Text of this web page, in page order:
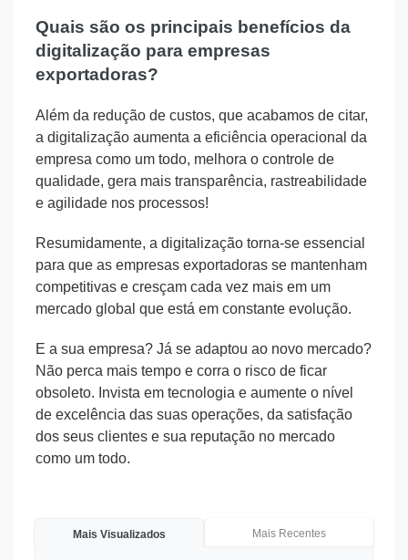
Quais são os principais benefícios da
digitalização para empresas
exportadoras?
Além da redução de custos, que acabamos de citar,
a digitalização aumenta a eficiência operacional da
empresa como um todo, melhora o controle de
qualidade, gera mais transparência, rastreabilidade
e agilidade nos processos!
Resumidamente, a digitalização torna-se essencial
para que as empresas exportadoras se mantenham
competitivas e cresçam cada vez mais em um
mercado global que está em constante evolução.
E a sua empresa? Já se adaptou ao novo mercado?
Não perca mais tempo e corra o risco de ficar
obsoleto. Invista em tecnologia e aumente o nível
de excelência das suas operações, da satisfação
dos seus clientes e sua reputação no mercado
como um todo.
Mais Visualizados Mais Recentes